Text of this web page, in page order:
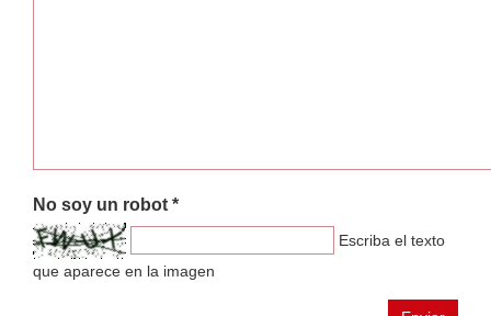
No soy un robot *
Escriba el texto
que aparece en la imagen